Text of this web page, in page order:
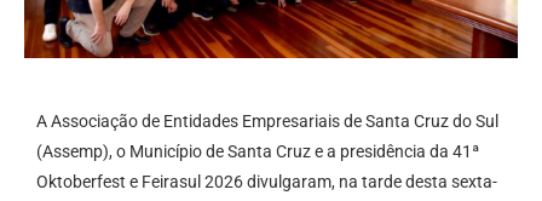
A Associação de Entidades Empresariais de Santa Cruz do Sul
(Assemp), o Município de Santa Cruz e a presidência da 41ª
Oktoberfest e Feirasul 2026 divulgaram, na tarde desta sexta-